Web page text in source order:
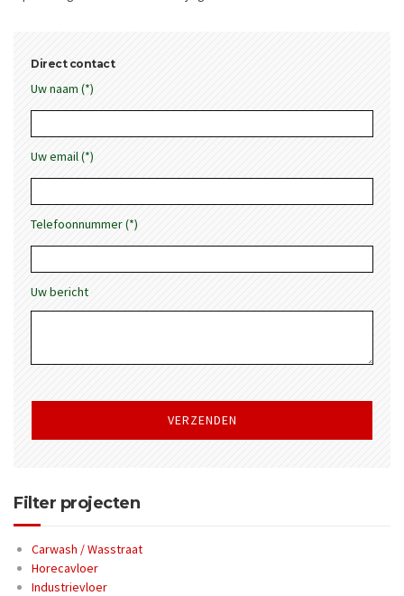
Direct contact
Uw naam (*)
Uw email (*)
Telefoonnummer (*)
Uw bericht
Filter projecten
Carwash / Wasstraat
Horecavloer
Industrievloer